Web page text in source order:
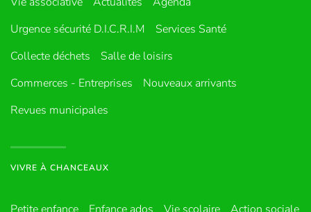
Urgence sécurité D.I.C.R.I.M
Services Santé
Collecte déchets
Salle de loisirs
Commerces - Entreprises
Nouveaux arrivants
Revues municipales
VIVRE À CHANCEAUX